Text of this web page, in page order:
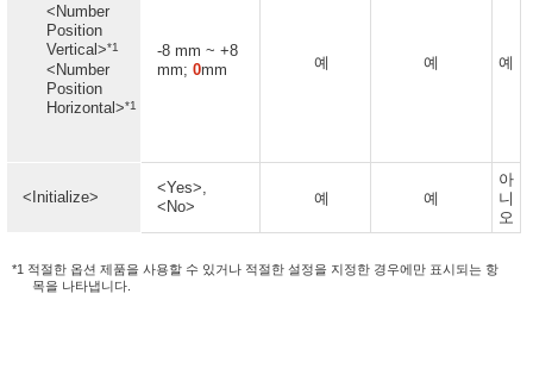
<Number
Position
Vertical>*1
<Number
Position
Horizontal>*1
-8 mm ~ +8
mm; 0mm 예 예 예
<Initialize>
<Yes>,
<No>
예 예
아
니
오
*1 적절한 옵션 제품을 사용할 수 있거나 적절한 설정을 지정한 경우에만 표시되는 항
목을 나타냅니다.